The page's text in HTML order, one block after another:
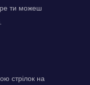
ти можеш
стрілок на